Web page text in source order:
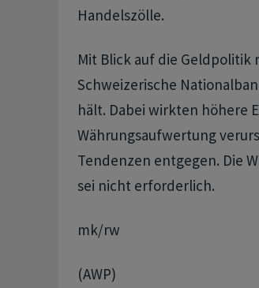
Handelszölle.
Mit Blick auf die Geldpolitik
Schweizerische
hält. Dabei wirkten höhere
Währungsaufwertung
Tendenzen entgegen. Die
sei nicht erforderlich.
mk/rw
(AWP)